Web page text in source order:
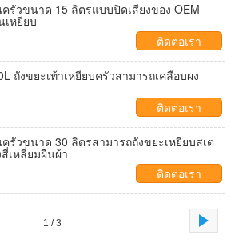
รัวขนาด 15 ลิตรแบบปิดเสียงของ OEM
หยียบ
ติดต่อเรา
ถังขยะเท้าเหยียบครัวสามารถเคลือบผง
ติดต่อเรา
รัวขนาด 30 ลิตรสามารถถังขยะเหยียบสเต
เหลี่ยมผืนผ้า
ติดต่อเรา
1 / 3